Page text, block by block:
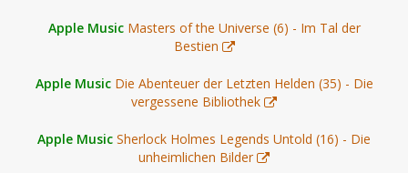
Apple Music Masters of the Universe (6) - Im Tal der
Bestien
Apple Music Die Abenteuer der Letzten Helden (35) - Die
vergessene Bibliothek
Apple Music Sherlock Holmes Legends Untold (16) - Die
unheimlichen Bilder